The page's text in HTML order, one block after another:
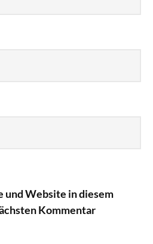
und Website in diesem
Kommentar